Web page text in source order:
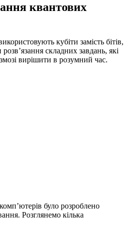
квантових
кубіти замість бітів,
складних завдань, які
вирішити в розумний час.
було розроблено
Розглянемо кілька